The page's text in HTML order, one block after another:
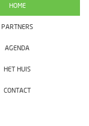
HOME
PARTNERS
AGENDA
HET HUIS
CONTACT